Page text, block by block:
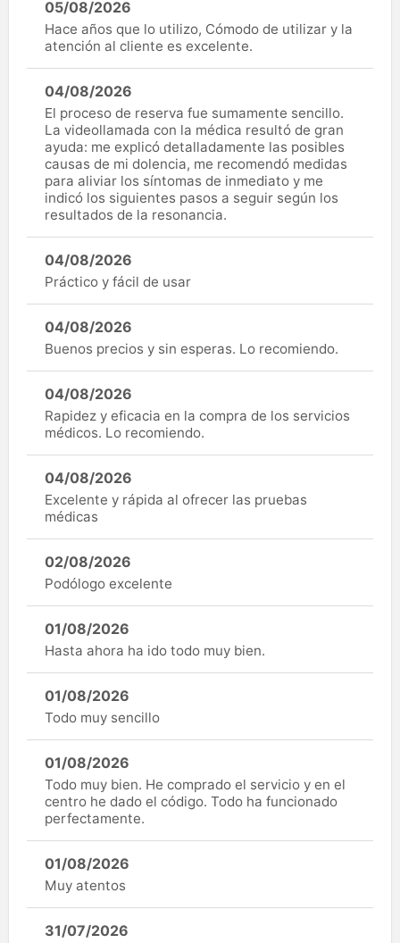
05/08/2026
Hace años que lo utilizo, Cómodo de utilizar y la
atención al cliente es excelente.
04/08/2026
El proceso de reserva fue sumamente sencillo.
La videollamada con la médica resultó de gran
ayuda: me explicó detalladamente las posibles
causas de mi dolencia, me recomendó medidas
para aliviar los síntomas de inmediato y me
indicó los siguientes pasos a seguir según los
resultados de la resonancia.
04/08/2026
Práctico y fácil de usar
04/08/2026
Buenos precios y sin esperas. Lo recomiendo.
04/08/2026
Rapidez y eficacia en la compra de los servicios
médicos. Lo recomiendo.
04/08/2026
Excelente y rápida al ofrecer las pruebas
médicas
02/08/2026
Podólogo excelente
01/08/2026
Hasta ahora ha ido todo muy bien.
01/08/2026
Todo muy sencillo
01/08/2026
Todo muy bien. He comprado el servicio y en el
centro he dado el código. Todo ha funcionado
perfectamente.
01/08/2026
Muy atentos
31/07/2026